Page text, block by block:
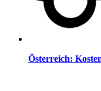
Österreich: